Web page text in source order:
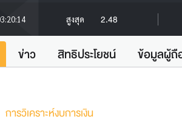
สูงสุด 2.48
ข่าว สิทธิประโยชน์ ข้อมูลผู้ถื
การวิเคราะห์งบการเงิน